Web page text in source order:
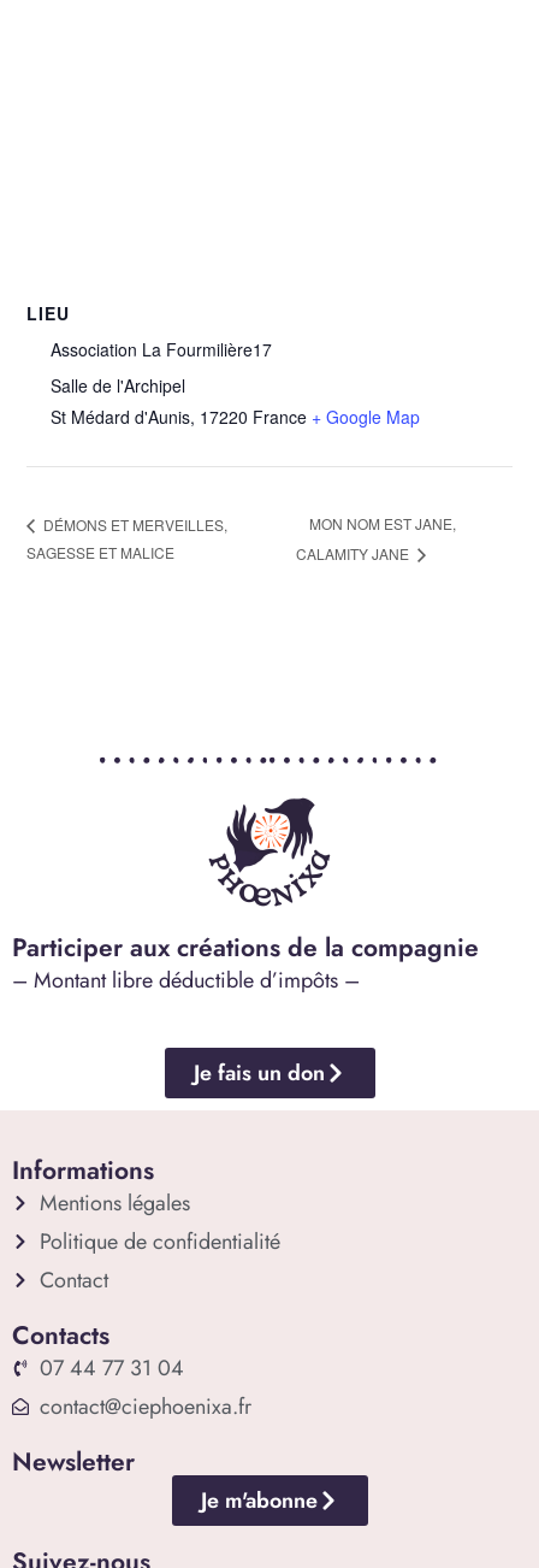
LIEU
Association La Fourmilière17
Salle de l'Archipel
St Médard d'Aunis, 17220 France + Google Map
DÉMONS ET MERVEILLES,
SAGESSE ET MALICE
MON NOM EST JANE,
CALAMITY JANE
Participer aux créations de la compagnie
– Montant libre déductible d’impôts –
Je fais un don
Informations
Mentions légales
Politique de confidentialité
Contact
Contacts
07 44 77 31 04
contact@ciephoenixa.fr
Newsletter
Je m'abonne